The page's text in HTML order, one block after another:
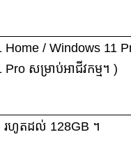
Home / Windows 11
សម្រាប់អាជីវកម្ម។ )
, រហូតដល់ 128GB ។